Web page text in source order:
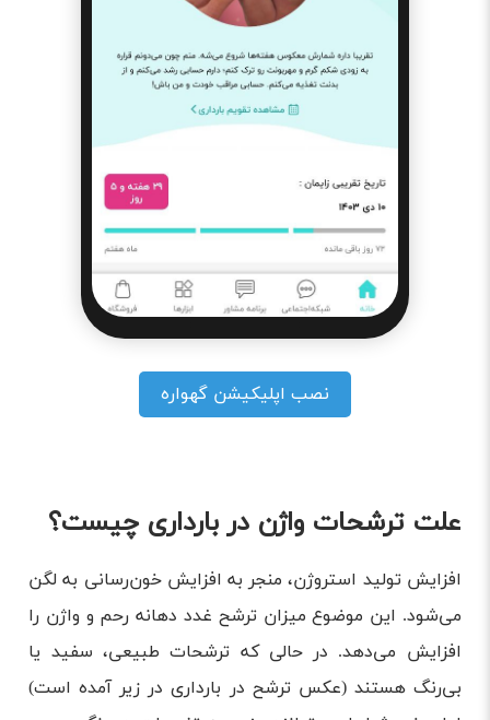
نصب اپلیکیشن گهواره
علت ترشحات واژن در بارداری چیست؟
افزایش تولید استروژن، منجر به افزایش خون‌رسانی به لگن
می‌شود. این موضوع میزان ترشح غدد دهانه رحم و واژن را
افزایش می‌دهد. در حالی که ترشحات طبیعی، سفید یا
بی‌رنگ هستند (عکس ترشح در بارداری در زیر آمده است)